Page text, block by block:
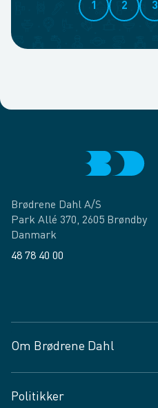
1 2 3
Brødrene Dahl A/S
Park Allé 370, 2605 Brøndby
Danmark
48 78 40 00
Om Brødrene Dahl
Vagttelefon 30 10 89 89
Politikker